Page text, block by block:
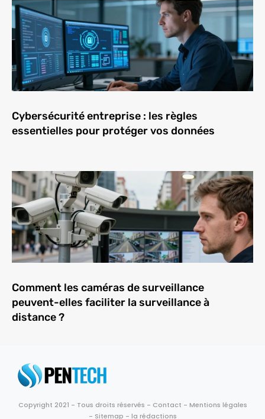
Cybersécurité entreprise : les règles
essentielles pour protéger vos données
Comment les caméras de surveillance
peuvent-elles faciliter la surveillance à
distance ?
Copyright 2021 - Tous droits réservés - Contact - Mentions légales
- Sitemap - la rédactions